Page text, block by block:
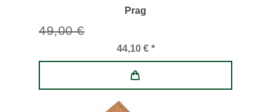
Prag
49,00 €
44,10 € *